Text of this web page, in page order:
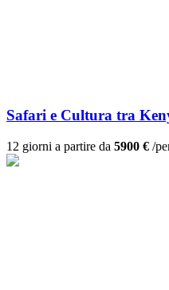
Safari e Cultura tra
12 giorni a partire da 5900 € /